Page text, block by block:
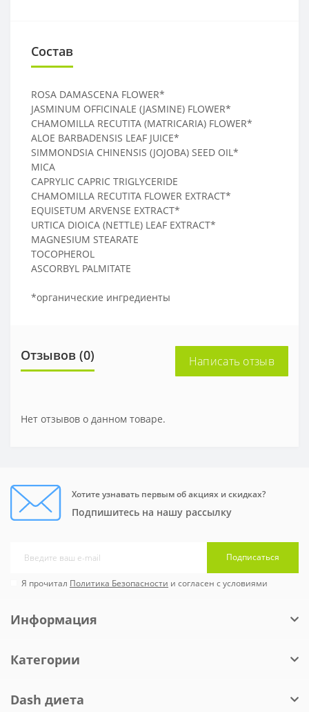
Состав
ROSA DAMASCENA FLOWER*
JASMINUM OFFICINALE (JASMINE) FLOWER*
CHAMOMILLA RECUTITA (MATRICARIA) FLOWER*
ALOE BARBADENSIS LEAF JUICE*
SIMMONDSIA CHINENSIS (JOJOBA) SEED OIL*
MICA
CAPRYLIC CAPRIC TRIGLYCERIDE
CHAMOMILLA RECUTITA FLOWER EXTRACT*
EQUISETUM ARVENSE EXTRACT*
URTICA DIOICA (NETTLE) LEAF EXTRACT*
MAGNESIUM STEARATE
TOCOPHEROL
ASCORBYL PALMITATE
*органические ингредиенты
Отзывов (0) Написать отзыв
Нет отзывов о данном товаре.
Хотите узнавать первым об акциях и скидках?
Подпишитесь на нашу рассылку
Подписаться
Я прочитал Политика Безопасности и согласен с условиями
Информация
Категории
Dash диета